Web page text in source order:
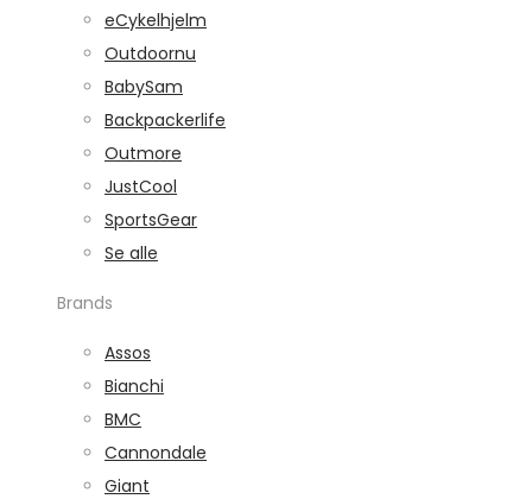
eCykelhjelm
Outdoornu
BabySam
Backpackerlife
Outmore
JustCool
SportsGear
Se alle
Brands
Assos
Bianchi
BMC
Cannondale
Giant